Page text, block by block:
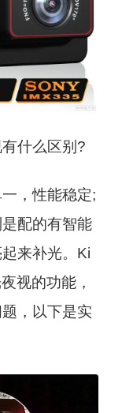
什么区别?
，性能稳定;
配的有智能
来补光。Ki
视的功能，
，以下是实